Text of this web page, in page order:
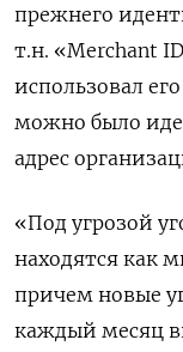
прежнего
т.н. «Merchant
использовал
можно было
адрес
«Под угрозой
находятся как
причем новые
каждый месяц